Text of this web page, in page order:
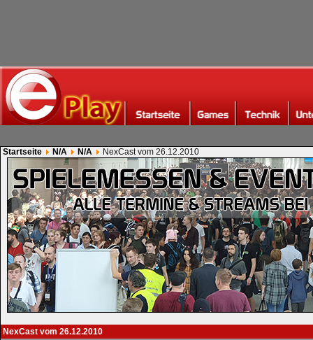
Startseite N/A N/A NexCast vom 26.12.2010
NexCast vom 26.12.2010